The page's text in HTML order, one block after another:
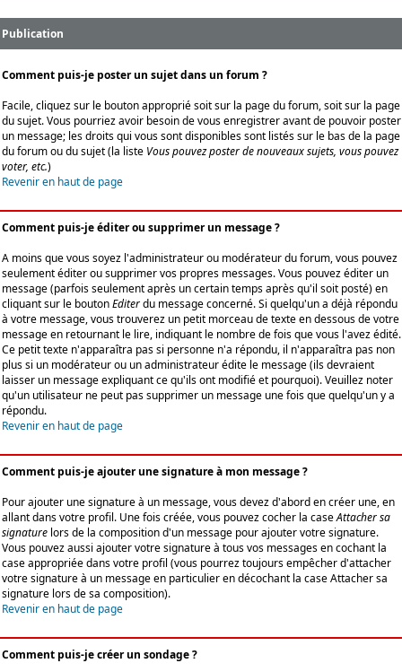
Publication
Comment puis-je poster un sujet dans un forum ?
Facile, cliquez sur le bouton approprié soit sur la page du forum, soit sur la page
du sujet. Vous pourriez avoir besoin de vous enregistrer avant de pouvoir poster
un message; les droits qui vous sont disponibles sont listés sur le bas de la page
du forum ou du sujet (la liste Vous pouvez poster de nouveaux sujets, vous pouvez
voter, etc.)
Revenir en haut de page
Comment puis-je éditer ou supprimer un message ?
A moins que vous soyez l'administrateur ou modérateur du forum, vous pouvez
seulement éditer ou supprimer vos propres messages. Vous pouvez éditer un
message (parfois seulement après un certain temps après qu'il soit posté) en
cliquant sur le boutonEditerdu message concerné. Si quelqu'un a déjà répondu
à votre message, vous trouverez un petit morceau de texte en dessous de votre
message en retournant le lire, indiquant le nombre de fois que vous l'avez édité.
Ce petit texte n'apparaîtra pas si personne n'a répondu, il n'apparaîtra pas non
plus si un modérateur ou un administrateur édite le message (ils devraient
laisser un message expliquant ce qu'ils ont modifié et pourquoi). Veuillez noter
qu'un utilisateur ne peut pas supprimer un message une fois que quelqu'un y a
répondu.
Revenir en haut de page
Comment puis-je ajouter une signature à mon message ?
Pour ajouter une signature à un message, vous devez d'abord en créer une, en
allant dans votre profil. Une fois créée, vous pouvez cocher la caseAttacher sa
signature lors de la composition d'un message pour ajouter votre signature.
Vous pouvez aussi ajouter votre signature à tous vos messages en cochant la
case appropriée dans votre profil (vous pourrez toujours empêcher d'attacher
votre signature à un message en particulier en décochant la case Attacher sa
signature lors de sa composition).
Revenir en haut de page
Comment puis-je créer un sondage ?